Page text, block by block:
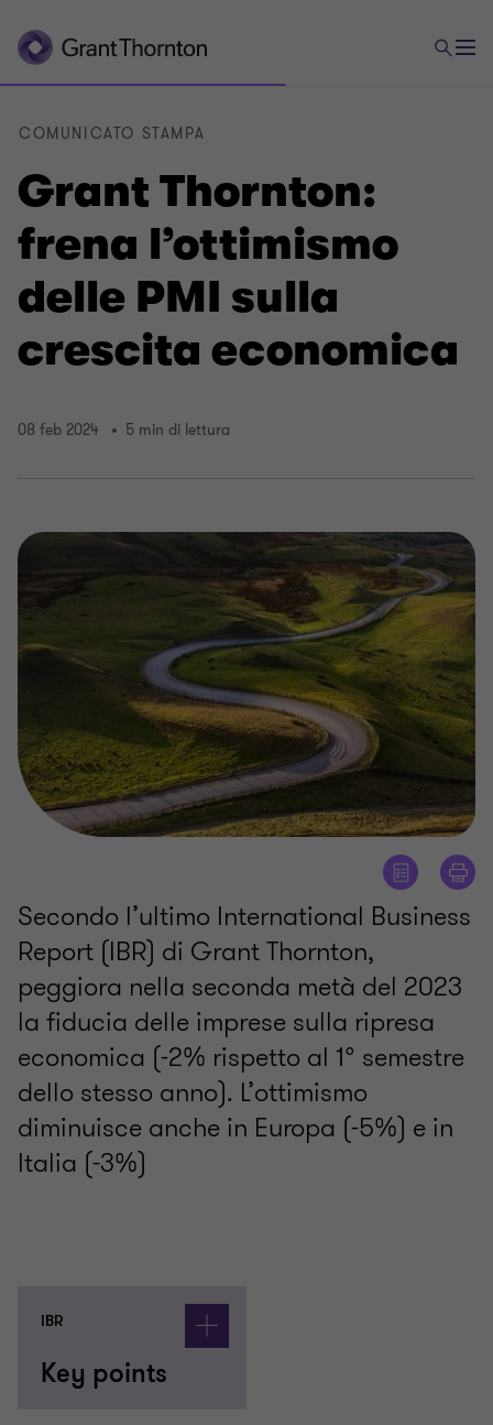
Grant Thornton:
frena l’ottimismo
delle PMI sulla
crescita economica
COMUNICATO STAMPA
08 feb 2024 5 min di lettura
Secondo l’ultimo International Business
Report (IBR) di Grant Thornton,
peggiora nella seconda metà del 2023
la fiducia delle imprese sulla ripresa
economica (-2% rispetto al 1° semestre
dello stesso anno). L’ottimismo
diminuisce anche in Europa (-5%) e in
Italia (-3%)
IBR
Key points